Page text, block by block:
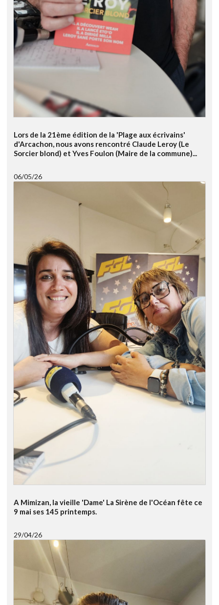
Lors de la 21ème édition de la 'Plage aux écrivains'
d'Arcachon, nous avons rencontré Claude Leroy (Le
Sorcier blond) et Yves Foulon (Maire de la commune)...
06/05/26
A Mimizan, la vieille 'Dame' La Sirène de l'Océan fête ce
9 mai ses 145 printemps.
29/04/26